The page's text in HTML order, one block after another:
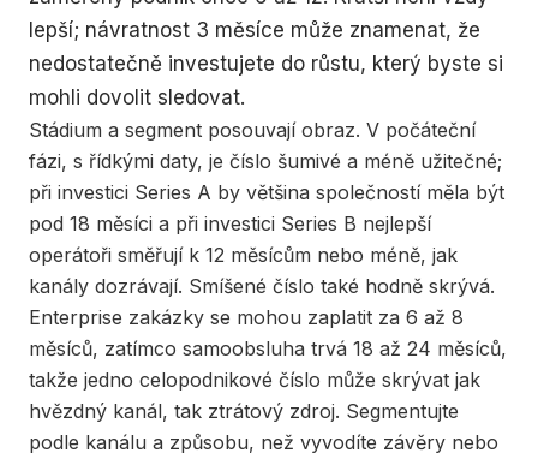
lepší; návratnost 3 měsíce může znamenat, že
nedostatečně investujete do růstu, který byste si
mohli dovolit sledovat.
Stádium a segment posouvají obraz. V počáteční
fázi, s řídkými daty, je číslo šumivé a méně užitečné;
při investici Series A by většina společností měla být
pod 18 měsíci a při investici Series B nejlepší
operátoři směřují k 12 měsícům nebo méně, jak
kanály dozrávají. Smíšené číslo také hodně skrývá.
Enterprise zakázky se mohou zaplatit za 6 až 8
měsíců, zatímco samoobsluha trvá 18 až 24 měsíců,
takže jedno celopodnikové číslo může skrývat jak
hvězdný kanál, tak ztrátový zdroj. Segmentujte
podle kanálu a způsobu, než vyvodíte závěry nebo